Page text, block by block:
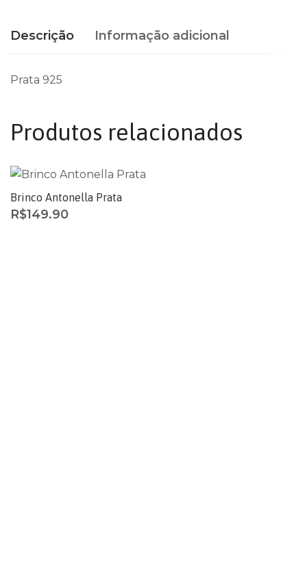
Descrição Informação adicional
Prata 925
Produtos relacionados
Brinco Antonella Prata
R$149.90